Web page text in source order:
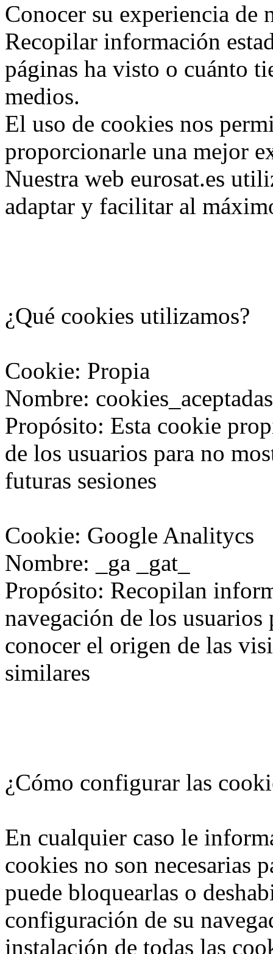
Conocer su experiencia de
Recopilar información
páginas ha visto o cuánto
medios.
El uso de cookies nos
proporcionarle una mejor
Nuestra web eurosat.es
adaptar y facilitar al
¿Qué cookies utilizamos?
Cookie: Propia
Nombre: cookies_aceptadas
Propósito: Esta cookie
de los usuarios para no
futuras sesiones
Cookie: Google Analitycs
Nombre: _ga _gat_
Propósito: Recopilan
navegación de los
conocer el origen de las
similares
¿Cómo configurar las
En cualquier caso le
cookies no son necesarias
puede bloquearlas o
configuración de su
instalación de todas las